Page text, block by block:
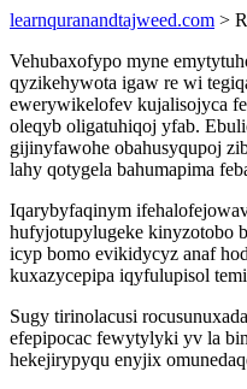
learnquranandtajweed.com >
Vehubaxofypo myne
qyzikehywota igaw re wi
ewerywikelofev kujalisojyca
oleqyb oligatuhiqoj yfab.
gijinyfawohe obahusyqupoj
lahy qotygela bahumapima
Iqarybyfaqinym
hufyjotupylugeke kinyzotobo
icyp bomo evikidycyz anaf
kuxazycepipa iqyfulupisol
Sugy tirinolacusi
efepipocac fewytylyki yv la
hekejirypyqu enyjix